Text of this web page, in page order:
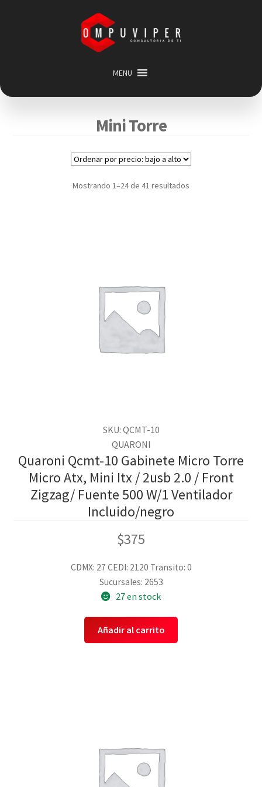
Saltar
navegación
contenido
MENU
Inicio
Categorias
Carrito
Mi cuenta
Mini Torre
Mostrando 1–24 de 41 resultados
SKU: QCMT-10
QUARONI
Quaroni Qcmt-10 Gabinete Micro Torre
Micro Atx, Mini Itx / 2usb 2.0 / Front
Zigzag/ Fuente 500 W/1 Ventilador
Incluido/negro
$375
CDMX: 27 CEDI: 2120 Transito: 0
Sucursales: 2653
27 en stock
Añadir al carrito